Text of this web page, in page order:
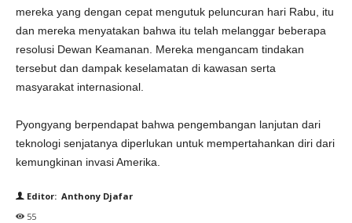
mereka yang dengan cepat mengutuk peluncuran hari Rabu, itu
dan mereka menyatakan bahwa itu telah melanggar beberapa
resolusi Dewan Keamanan. Mereka mengancam tindakan
tersebut dan dampak keselamatan di kawasan serta
masyarakat internasional.
Pyongyang berpendapat bahwa pengembangan lanjutan dari
teknologi senjatanya diperlukan untuk mempertahankan diri dari
kemungkinan invasi Amerika.
Editor: Anthony Djafar
55